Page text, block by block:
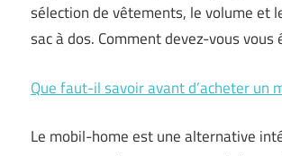
sélection de vêtements, le volume et
sac à dos. Comment devez-vous
Que faut-il savoir avant d’acheter un
Le mobil-home est une alternative